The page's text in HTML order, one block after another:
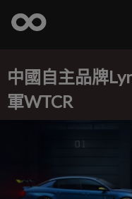
中國自主品牌
軍WTCR